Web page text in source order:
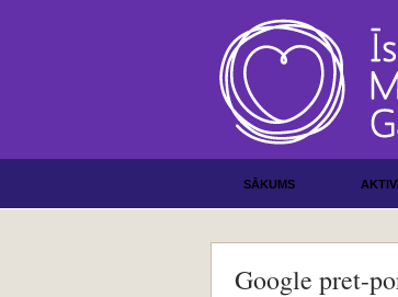
SĀKUMS
Google pret-